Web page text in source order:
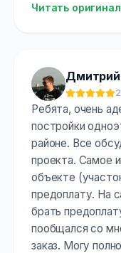
Читать оригинал
Дмитрий
Оценка:5из
Ребята, очень
постройки
районе. Все
проекта. Самое
объекте
предоплату. На
брать
пообщался со
заказ. Могу